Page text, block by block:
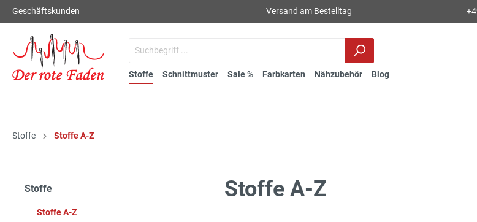
Geschäftskunden Versand am Bestelltag
Stoffe Schnittmuster Sale % Farbkarten Nähzubehör Blog
Stoffe Stoffe A-Z
Stoffe
Stoffe A-Z
Stoffe A-Z